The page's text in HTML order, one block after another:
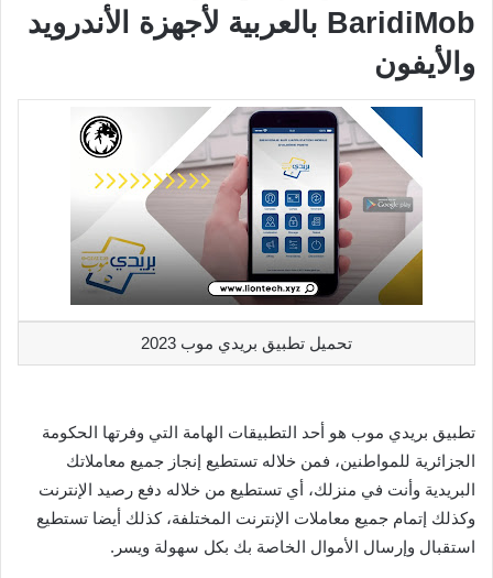
BaridiMob بالعربية لأجهزة الأندرويد
والأيفون
تحميل تطبيق بريدي موب 2023
تطبيق بريدي موب هو أحد التطبيقات الهامة التي وفرتها الحكومة
الجزائرية للمواطنين، فمن خلاله تستطيع إنجاز جميع معاملاتك
البريدية وأنت في منزلك، أي تستطيع من خلاله دفع رصيد الإنترنت
وكذلك إتمام جميع معاملات الإنترنت المختلفة، كذلك أيضا تستطيع
استقبال وإرسال الأموال الخاصة بك بكل سهولة ويسر.